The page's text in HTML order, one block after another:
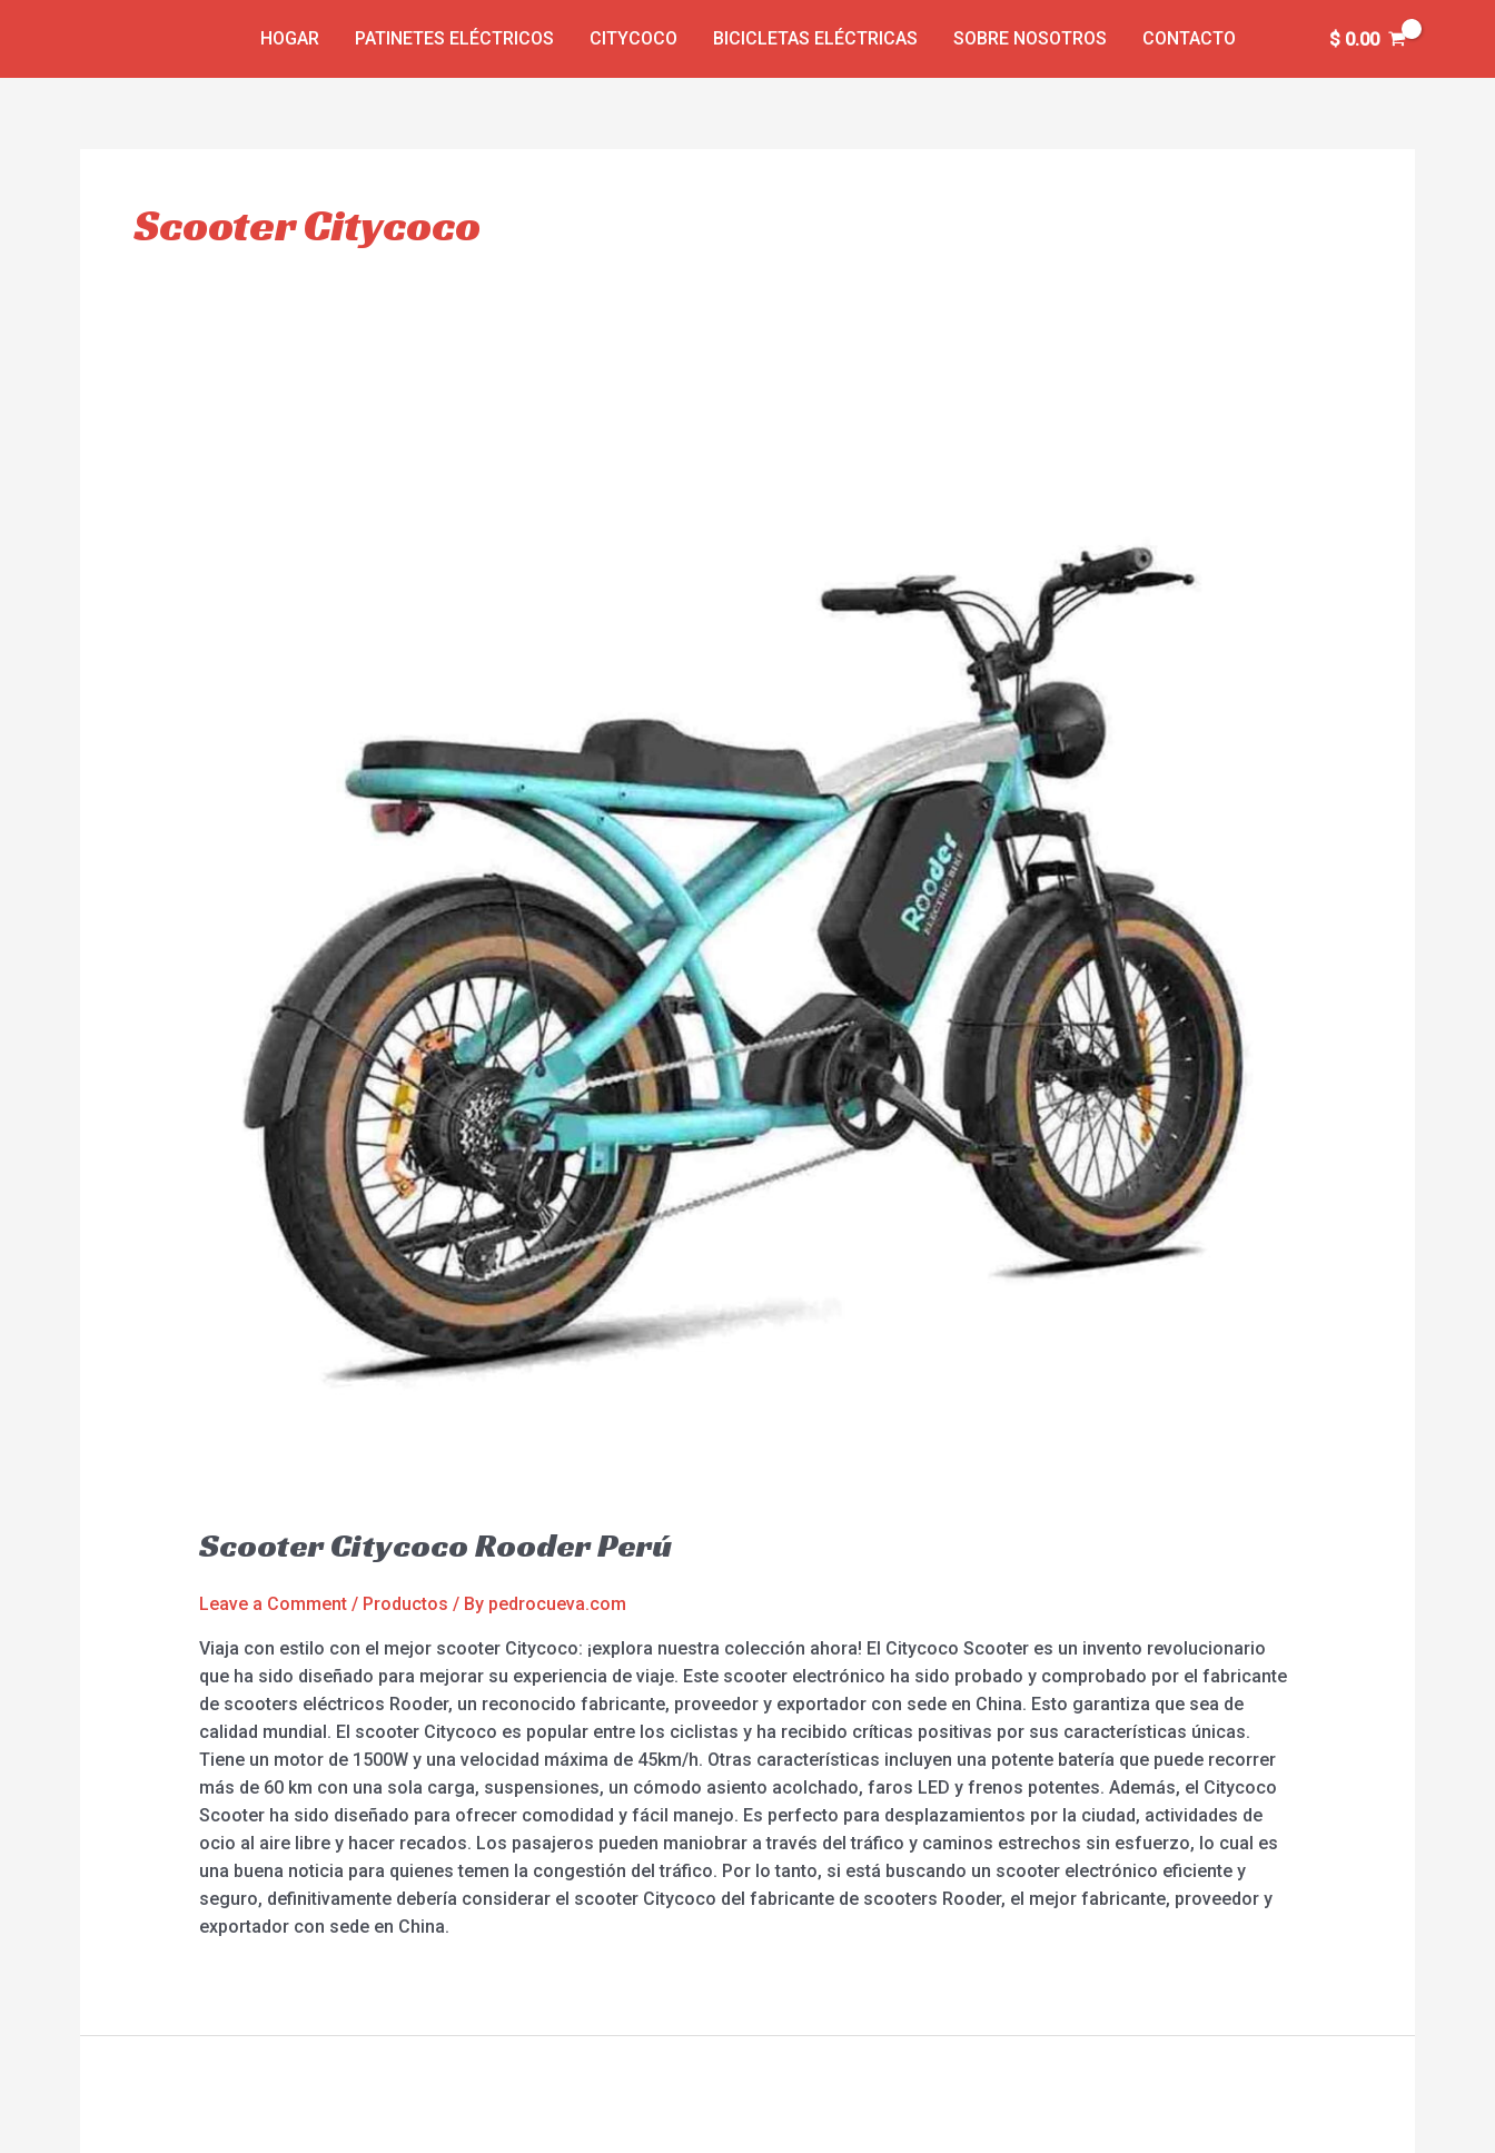
HOGAR PATINETES ELÉCTRICOS CITYCOCO BICICLETAS ELÉCTRICAS SOBRE NOSOTROS CONTACTO $0.00
Scooter Citycoco
Scooter Citycoco Rooder Perú
Leave a Comment / Productos / By pedrocueva.com
Viaja con estilo con el mejor scooter Citycoco: ¡explora nuestra colección ahora! El Citycoco Scooter es un invento revolucionario
que ha sido diseñado para mejorar su experiencia de viaje. Este scooter electrónico ha sido probado y comprobado por el fabricante
de scooters eléctricos Rooder, un reconocido fabricante, proveedor y exportador con sede en China. Esto garantiza que sea de
calidad mundial. El scooter Citycoco es popular entre los ciclistas y ha recibido críticas positivas por sus características únicas.
Tiene un motor de 1500W y una velocidad máxima de 45km/h. Otras características incluyen una potente batería que puede recorrer
más de 60 km con una sola carga, suspensiones, un cómodo asiento acolchado, faros LED y frenos potentes. Además, el Citycoco
Scooter ha sido diseñado para ofrecer comodidad y fácil manejo. Es perfecto para desplazamientos por la ciudad, actividades de
ocio al aire libre y hacer recados. Los pasajeros pueden maniobrar a través del tráfico y caminos estrechos sin esfuerzo, lo cual es
una buena noticia para quienes temen la congestión del tráfico. Por lo tanto, si está buscando un scooter electrónico eficiente y
seguro, definitivamente debería considerar el scooter Citycoco del fabricante de scooters Rooder, el mejor fabricante, proveedor y
exportador con sede en China.